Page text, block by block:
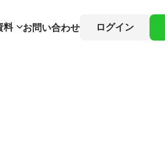
料 お問い合わせ ログイン